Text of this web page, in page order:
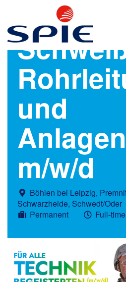
und
m/w/d
Böhlen bei Leipzig,
Schwarzheide, Schwedt/Oder
Permanent
Full-time